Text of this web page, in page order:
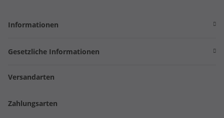
Informationen
Gesetzliche Informationen
Versandarten
Zahlungsarten